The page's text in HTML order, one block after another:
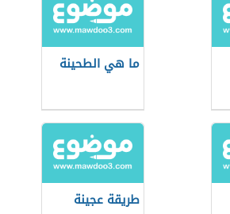
ما هي الطحينة
طريقة عجينة